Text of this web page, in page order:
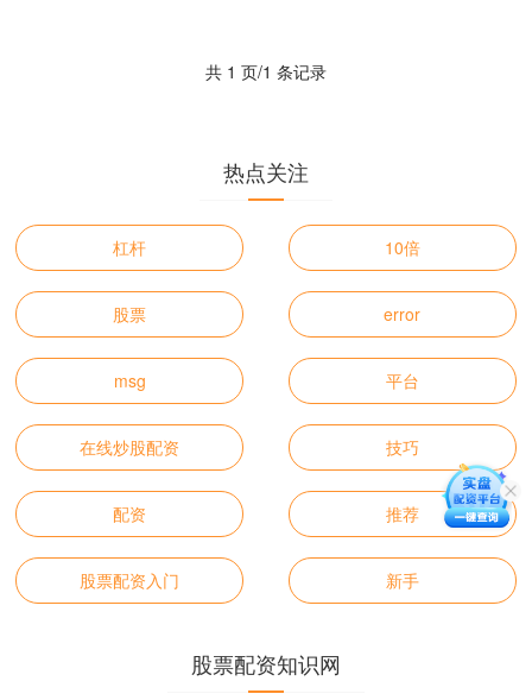
共 1 页/1 条记录
热点关注
杠杆 10倍
股票 error
msg 平台
在线炒股配资 技巧
配资 推荐
股票配资入门 新手
股票配资知识网